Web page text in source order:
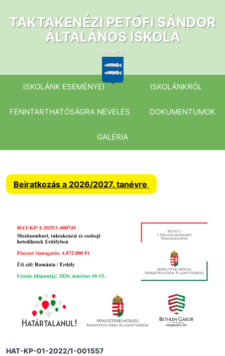
tartalomhoz
TAKTAKENÉZI PETŐFI SÁNDOR
ÁLTALÁNOS ISKOLA
ISKOLÁNK ESEMÉNYEI ISKOLÁNKRÓL
FENNTARTHATÓSÁGRA NEVELÉS DOKUMENTUMOK
GALÉRIA
Beiratkozás a 2026/2027. tanévre
HAT-KP-01-2022/1-001557